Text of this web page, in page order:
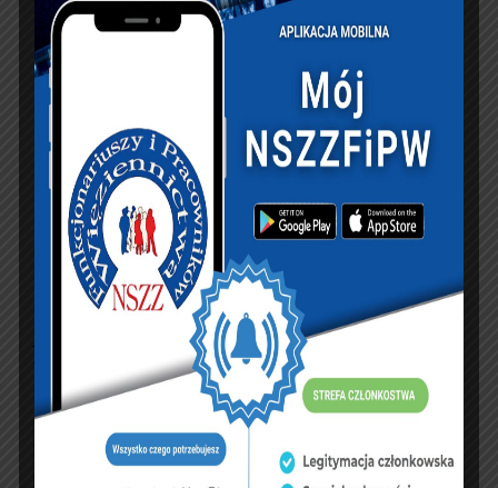
Poboży dodał, że proces szczepień funkcjonariuszy
będzie się odbywał w szpitalach węzłowych oraz w
133 placówkach służby zdrowia.
Jak informował na początku marca br. Maciej Wąsik,
wiceminister MSWiA, w zależności od formacji
służb mundurowych podległych resortowi, liczba
chętnych do zaszczepienia się przeciwko Covid-19
waha się w granicach 60-70 proc. Zapewnił, że
szczepienia będą prowadzone sprawnie